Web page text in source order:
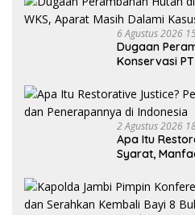
6 Agustus 2026
Dugaan
Konservasi
2 Agustus 2026
Apa Itu
Syarat,